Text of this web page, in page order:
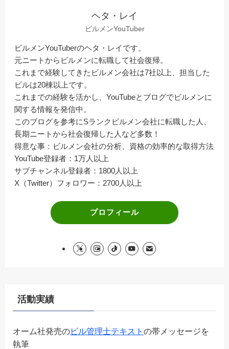
ヘタ・レイ
ビルメンYouTuber
ビルメンYouTuberのヘタ・レイです。
元ニートからビルメンに転職して社会復帰。
これまで経験してきたビルメン会社は7社以上、担当した
ビルは20棟以上です。
これまでの経験を活かし、YouTubeとブログでビルメンに
関する情報を発信中。
このブログを参考にSランクビルメン会社に転職した人、
長期ニートから社会復帰した人など多数！
得意な事：ビルメン会社の分析、資格の効率的な取得方法
YouTube登録者：1万人以上
サブチャンネル登録者：1800人以上
X（Twitter）フォロワー：2700人以上
プロフィール
活動実績
オーム社発売のビル管理士テキスト の帯メッセージを
執筆